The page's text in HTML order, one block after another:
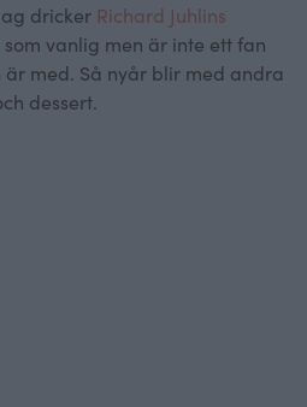
dricker Richard Juhlins
vanlig men är inte ett fan
med. Så nyår blir med andra
dessert.